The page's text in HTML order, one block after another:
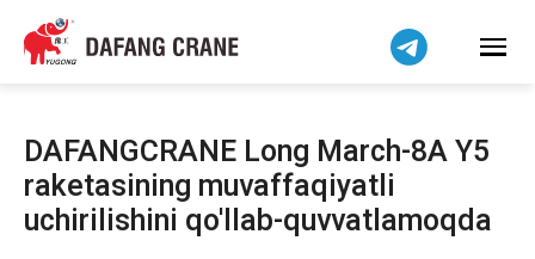
DAFANGCRANE Long March-8A Y5
raketasining muvaffaqiyatli
uchirilishini qo'llab-quvvatlamoqda
हिन्दी
Bahasa Indonesia
简体中文
বাংলা
فارسی